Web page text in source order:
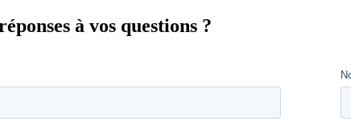
à vos questions ?